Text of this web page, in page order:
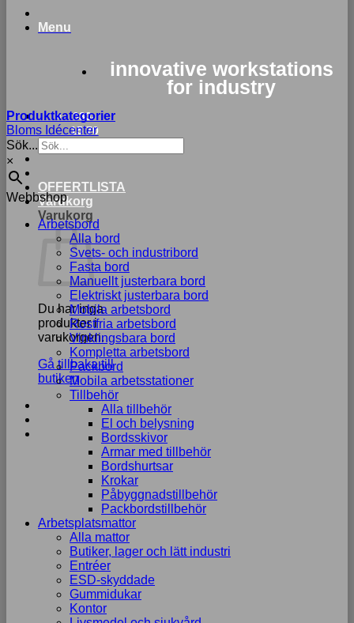
Menu
innovative workstations
for industry
033-
15 70
OFFERTLISTA
Varukorg
Varukorg
Du har inga
produkter i
varukorgen.
Gå tillbaka till
butiken
Produktkategorier
Bloms Idécenter
Sök...
×
Webbshop
Arbetsbord
Alla bord
Svets- och industribord
Fasta bord
Manuellt justerbara bord
Elektriskt justerbara bord
Mobila arbetsbord
Rostfria arbetsbord
Vinklingsbara bord
Kompletta arbetsbord
Packbord
Mobila arbetsstationer
Tillbehör
Alla tillbehör
El och belysning
Bordsskivor
Armar med tillbehör
Bordshurtsar
Krokar
Påbyggnadstillbehör
Packbordstillbehör
Arbetsplatsmattor
Alla mattor
Butiker, lager och lätt industri
Entréer
ESD-skyddade
Gummidukar
Kontor